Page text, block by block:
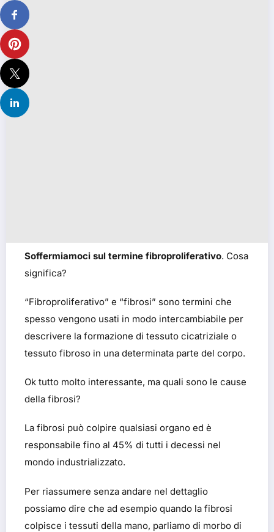
Soffermiamoci sul termine fibroproliferativo. Cosa
significa?
“Fibroproliferativo” e “fibrosi” sono termini che
spesso vengono usati in modo intercambiabile per
descrivere la formazione di tessuto cicatriziale o
tessuto fibroso in una determinata parte del corpo.
Ok tutto molto interessante, ma quali sono le cause
della fibrosi?
La fibrosi può colpire qualsiasi organo ed è
responsabile fino al 45% di tutti i decessi nel
mondo industrializzato.
Per riassumere senza andare nel dettaglio
possiamo dire che ad esempio quando la fibrosi
colpisce i tessuti della mano, parliamo di morbo di